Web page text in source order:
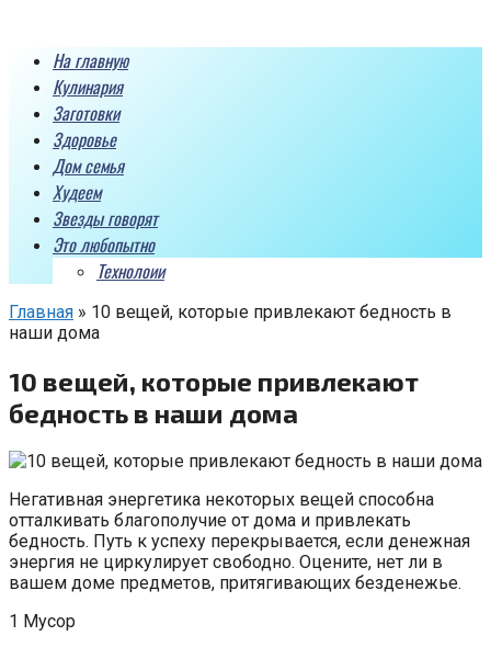
контентуНа главную
Кулинария
Заготовки
Здоровье
Дом семья
Худеем
Звезды говорят
Это любопытно
Технолоии
Главная » 10 вещей, которые привлекают бедность в
наши дома
10 вещей, которые привлекают
бедность в наши дома
Негативная энергетика некоторых вещей способна
отталкивать благополучие от дома и привлекать
бедность. Путь к успеху перекрывается, если денежная
энергия не циркулирует свободно. Оцените, нет ли в
вашем доме предметов, притягивающих безденежье.
1 Мусор